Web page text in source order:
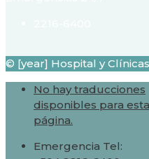
© [year] Hospital y
No hay traducciones
disponibles para esta
página.
Emergencia Tel: